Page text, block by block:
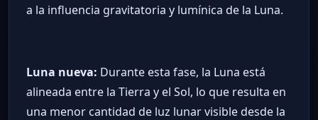
a la influencia gravitatoria y lumínica de la Luna.
Luna nueva: Durante esta fase, la Luna está
alineada entre la Tierra y el Sol, lo que resulta en
una menor cantidad de luz lunar visible desde la